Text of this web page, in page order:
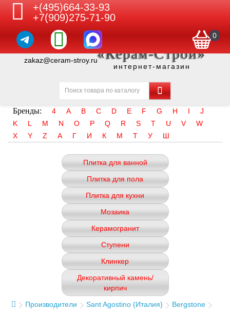
+(495)664-33-93
+7(909)275-71-90
0
zakaz@ceram-stroy.ru«Керам-Строй»
интернет-магазин
Бренды: 4 A B C D E F G H I
J
K
L M N O P Q R S T U V
W
X
Y Z А Г И К М Т У Ш
Плитка для ванной
Плитка для пола
Плитка для кухни
Мозаика
Керамогранит
Ступени
Клинкер
Декоративный камень/
кирпич
Производители
Sant Agostino (Италия) Bergstone